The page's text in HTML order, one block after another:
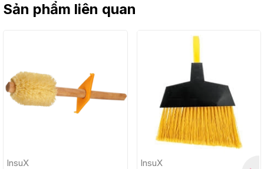
Sản phẩm liên quan
InsuX InsuX